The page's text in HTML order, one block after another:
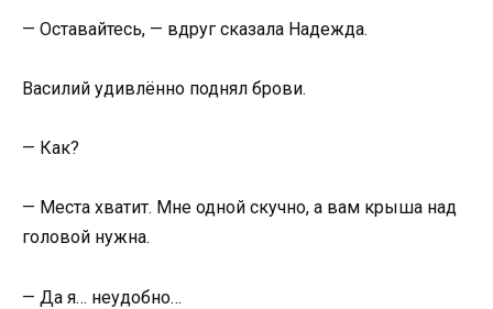
— Оставайтесь, — вдруг сказала Надежда.
Василий удивлённо поднял брови.
— Как?
— Места хватит. Мне одной скучно, а вам крыша над
головой нужна.
— Да я… неудобно…